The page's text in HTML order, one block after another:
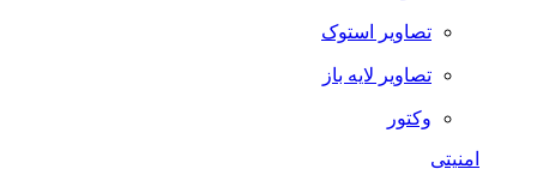
تصاویر استوک
تصاویر لایه باز
وکتور
امنیتی